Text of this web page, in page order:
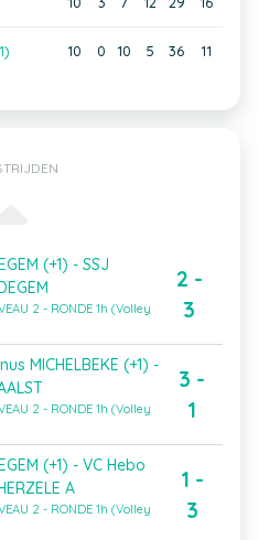
10 0 10 5 36 11
(+1) - SSJ
2 - RONDE 1h (Volley
2 -
3
MICHELBEKE (+1) -
2 - RONDE 1h (Volley
3 -
1
(+1) - VC Hebo
A
2 - RONDE 1h (Volley
1 -
3